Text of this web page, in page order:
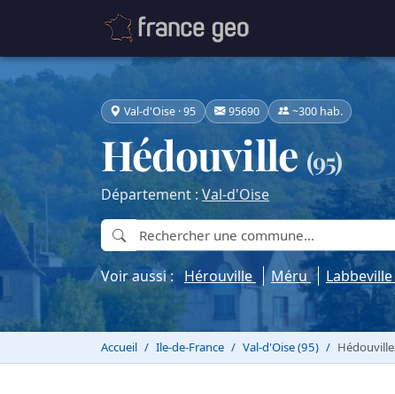
Val-d'Oise · 95 95690 ~300 hab.
Hédouville (95)
Département : Val-d'Oise
Voir aussi : Hérouville Méru Labbeville
Accueil Ile-de-France Val-d'Oise (95) Hédouville